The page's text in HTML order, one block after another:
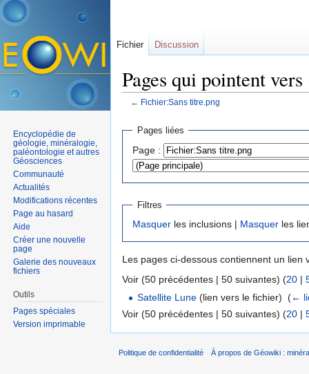
Pages qui pointent
← Fichier:Sans titre.png
Pages liées
Page :
Filtres
Masquer les inclusions | Masquer les
Les pages ci-dessous contiennent un lien
Voir (50 précédentes | 50 suivantes) (20 |
Satellite Lune (lien vers le fichier) ‎(←
Voir (50 précédentes | 50 suivantes) (20 |
Fichier Discussion
Encyclopédie de
géologie, minéralogie,
paléontologie et autres
Géosciences
Communauté
Actualités
Modifications récentes
Page au hasard
Aide
Créer une nouvelle
page
Galerie des nouveaux
fichiers
Outils
Pages spéciales
Version imprimable
Politique de confidentialité À propos de Géowiki :